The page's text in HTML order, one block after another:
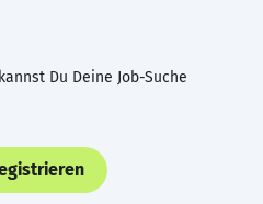
Du Deine Job-Suche